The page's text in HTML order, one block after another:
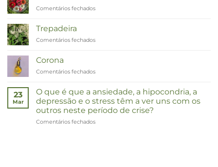
Comentários fechados
Trepadeira
Comentários fechados
Corona
Comentários fechados
23
Mar
O que é que a ansiedade, a hipocondria, a
depressão e o stress têm a ver uns com os
outros neste período de crise?
Comentários fechados